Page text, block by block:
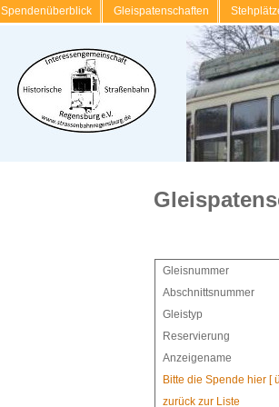
Spendenüberblick Gleispatenschaften
Gleisnummer
Abschnittsnummer
Gleistyp
Reservierung
Anzeigename
Bitte die Spende hier [
zurück zur Liste